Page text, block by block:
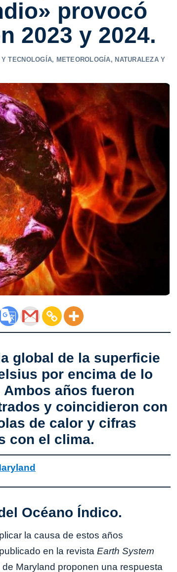
provocó
2023 y 2024.
Y TECNOLOGÍA, METEOROLOGÍA, NATURALEZA Y
global de la superficie
por encima de lo
años fueron
y coincidieron con
de calor y cifras
con el clima.
Océano Índico.
la causa de estos años
en la revista Earth System
Maryland proponen una respuesta